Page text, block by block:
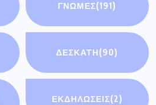
ΓΝΩΜΕΣ(191)
ΔΕΣΚΑΤΗ(90)
ΕΚΔΗΛΩΣΕΙΣ(2)